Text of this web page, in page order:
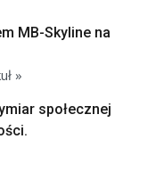
MB-Skyline na
»
społecznej